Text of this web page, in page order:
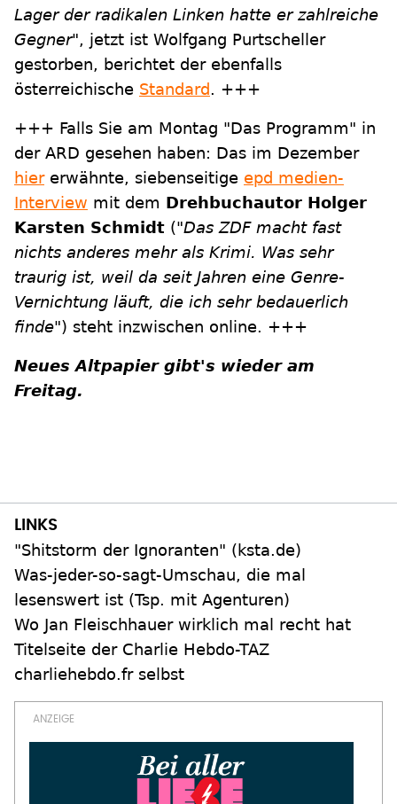
Lager der radikalen Linken hatte er zahlreiche
Gegner", jetzt ist Wolfgang Purtscheller
gestorben, berichtet der ebenfalls
österreichische Standard. +++
+++ Falls Sie am Montag "Das Programm" in
der ARD gesehen haben: Das im Dezember
hiererwähnte, siebenseitige epd medien-
Interview mit dem Drehbuchautor Holger
Karsten Schmidt ("Das ZDF macht fast
nichts anderes mehr als Krimi. Was sehr
traurig ist, weil da seit Jahren eine Genre-
Vernichtung läuft, die ich sehr bedauerlich
finde") steht inzwischen online. +++
Neues Altpapier gibt's wieder am
Freitag.
"Shitstorm der Ignoranten" (ksta.de)
Was-jeder-so-sagt-Umschau, die mal
lesenswert ist (Tsp. mit Agenturen)
Wo Jan Fleischhauer wirklich mal recht hat
Titelseite der Charlie Hebdo-TAZ
charliehebdo.fr selbst